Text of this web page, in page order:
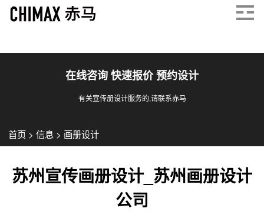
在线咨询 快速报价 预约设计
有关宣传册设计服务的,请联系赤马
首页 > 信息 > 画册设计
苏州宣传画册设计_苏州画册设计
公司